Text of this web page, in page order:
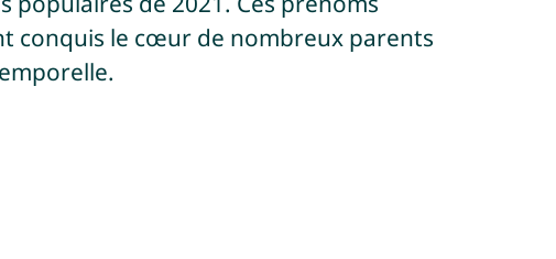
conquis le cœur de nombreux parents